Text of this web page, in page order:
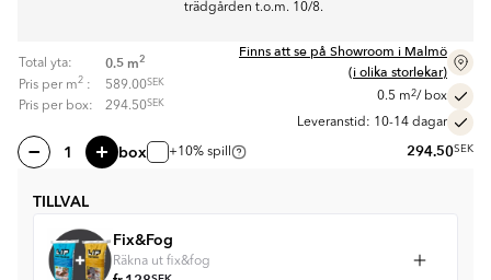
trädgården t.o.m. 10/8.
Total yta: 0.5 m2
Pris per m2 : 589.00SEK
Pris per box: 294.50SEK
Finns att se på Showroom i Malmö
(i olika storlekar)
0.5 m2/ box
Leveranstid: 10-14 dagar
box +10% spill 294.50SEK
TILLVAL
Fix&Fog
Räkna ut fix&fog